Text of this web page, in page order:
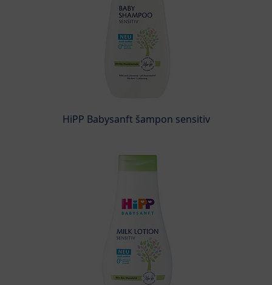
HiPP Babysanft šampon sensitiv